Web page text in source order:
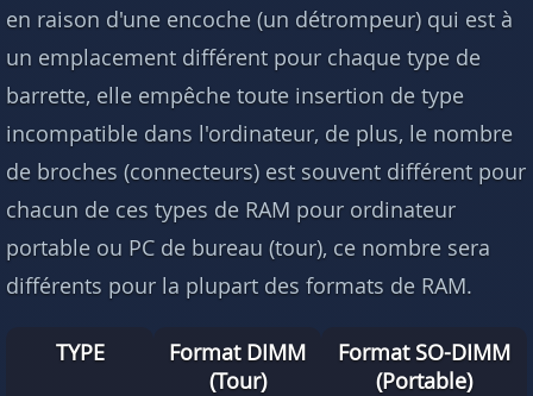
en raison d'une encoche (un détrompeur) qui est à
un emplacement différent pour chaque type de
barrette, elle empêche toute insertion de type
incompatible dans l'ordinateur, de plus, le nombre
de broches (connecteurs) est souvent différent pour
chacun de ces types de RAM pour ordinateur
portable ou PC de bureau (tour), ce nombre sera
différents pour la plupart des formats de RAM.
TYPE
Format DIMM
(Tour)
Format SO-DIMM
(Portable)